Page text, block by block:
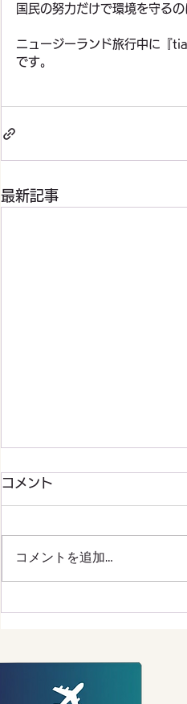
国民の努力だけで環境を守る
ニュージーランド旅行中に『
です。
最新記事
ゃもったいない！国内で
地「ロトルア」で世界最
コメント
コメントを追加…